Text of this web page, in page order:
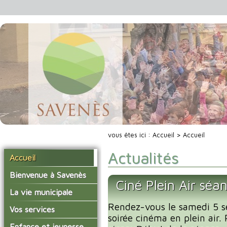
Accueil
Bienvenue à Savenès
Situer Savenès
Savenès en chiffre
L'histoire du village
La vie municipale
Vos élus
Les compte-rendus du
Vos services
La mairie
vous êtes ici : Accueil > Accueil
Actualités
Ciné Plein Air
Rendez-vous le samedi 5
soirée cinéma en plein